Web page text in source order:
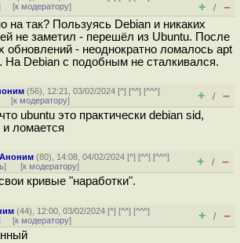
[к модератору] + / –
на так? Пользуясь Debian и никаких
не заметил - перешёл из Ubuntu. После
обновлений - неоднократно ломалось apt
На Debian с подобным не сталкивался.
(56), 12:21, 03/02/2024 [^] [^^] [^^^]
[к модератору] + / –
ubuntu это практически debian sid,
и ломается
Аноним (80), 14:08, 04/02/2024 [^] [^^] [^^^]
] [к модератору] + / –
кривые "наработки".
(44), 12:00, 03/02/2024 [^] [^^] [^^^]
[к модератору] + / –